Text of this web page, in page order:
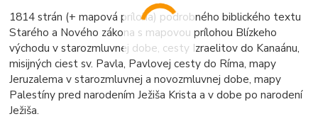
1814 strán (+ mapová príloha) podrobného biblického textu
Starého a Nového zákona s mapovou prílohou Blízkeho
východu v starozmluvnej dobe, cesty Izraelitov do Kanaánu,
misijných ciest sv. Pavla, Pavlovej cesty do Ríma, mapy
Jeruzalema v starozmluvnej a novozmluvnej dobe, mapy
Palestíny pred narodením Ježiša Krista a v dobe po narodení
Ježiša.